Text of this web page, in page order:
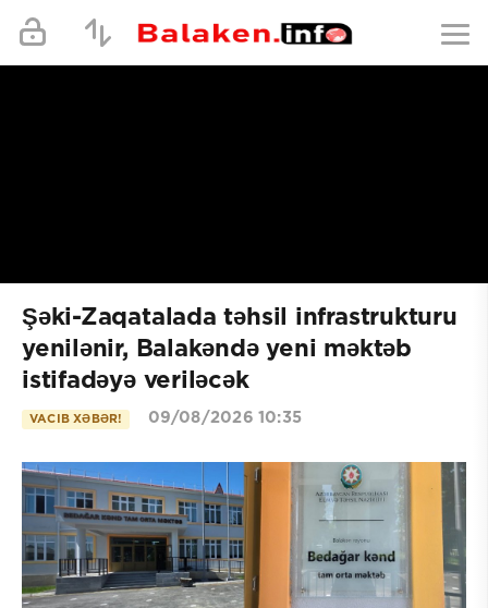
Şəki-Zaqatalada təhsil infrastrukturu
yenilənir, Balakəndə yeni məktəb
istifadəyə veriləcək
VACIB XƏBƏR! 09/08/2026 10:35